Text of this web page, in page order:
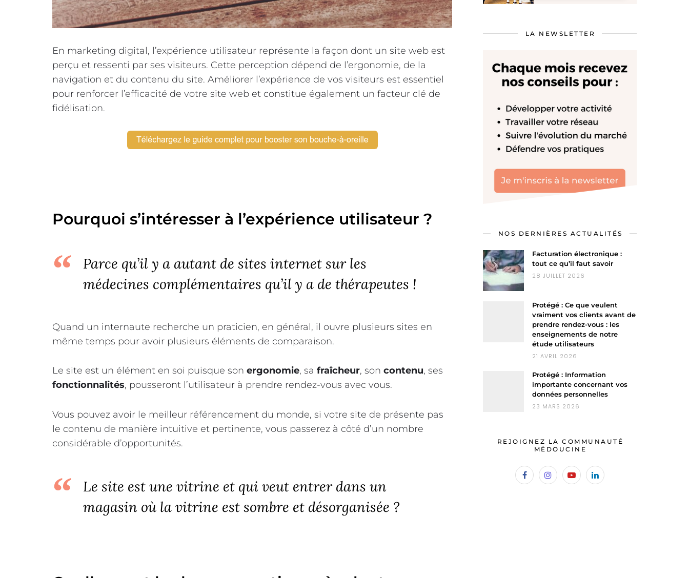
En marketing digital, l’expérience utilisateur représente la façon dont un site web est
perçu et ressenti par ses visiteurs. Cette perception dépend de l’ergonomie, de la
navigation et du contenu du site. Améliorer l’expérience de vos visiteurs est essentiel
pour renforcer l’efficacité de votre site web et constitue également un facteur clé de
fidélisation.
Pourquoi s’intéresser à l’expérience utilisateur ?
Parce qu’il y a autant de sites internet sur les
médecines complémentaires qu’il y a de thérapeutes !
Quand un internaute recherche un praticien, en général, il ouvre plusieurs sites en
même temps pour avoir plusieurs éléments de comparaison.
Le site est un élément en soi puisque son ergonomie, sa fraîcheur, son contenu, ses
fonctionnalités, pousseront l’utilisateur à prendre rendez-vous avec vous.
Vous pouvez avoir le meilleur référencement du monde, si votre site de présente pas
le contenu de manière intuitive et pertinente, vous passerez à côté d’un nombre
considérable d’opportunités.
Le site est une vitrine et qui veut entrer dans un
magasin où la vitrine est sombre et désorganisée ?
LA NEWSLETTER
NOS DERNIÈRES ACTUALITÉS
Facturation électronique :
tout ce qu’il faut savoir
28 JUILLET 2026
Protégé : Ce que veulent
vraiment vos clients avant de
prendre rendez-vous : les
enseignements de notre
étude utilisateurs
21 AVRIL 2026
Protégé : Information
importante concernant vos
données personnelles
23 MARS 2026
REJOIGNEZ LA COMMUNAUTÉ
MÉDOUCINE